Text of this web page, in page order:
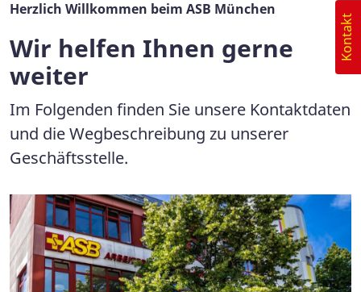
Herzlich Willkommen beim ASB München
Wir helfen Ihnen gerne
weiter
Im Folgenden finden Sie unsere Kontaktdaten
und die Wegbeschreibung zu unserer
Geschäftsstelle.
Kontakt